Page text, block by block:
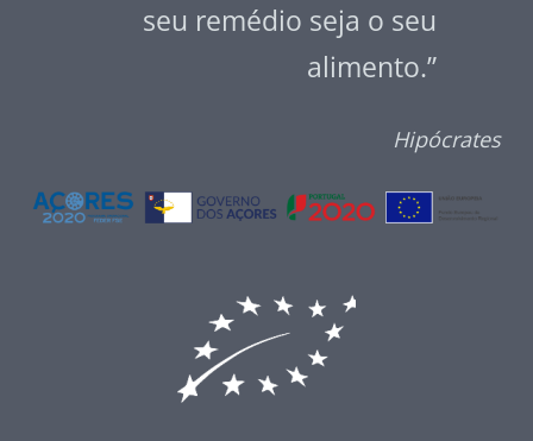
seu remédio seja o seu
alimento.”
Hipócrates